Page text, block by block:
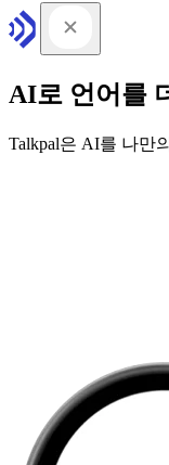
AI로 언어를
Talkpal은 AI를 나만